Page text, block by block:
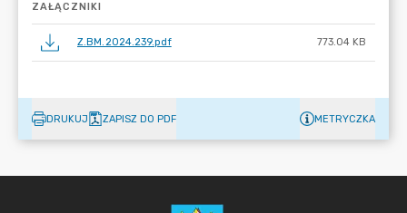
ZAŁĄCZNIKI
Z.BM.2024.239.pdf 773.04 KB
DRUKUJ ZAPISZ DO PDF METRYCZKA